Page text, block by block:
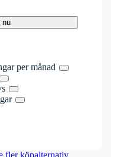
nu
per månad
fler köpalternativ